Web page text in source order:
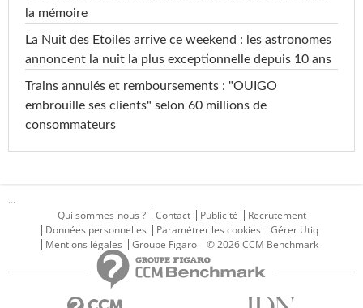
la mémoire
La Nuit des Etoiles arrive ce weekend : les astronomes
annoncent la nuit la plus exceptionnelle depuis 10 ans
Trains annulés et remboursements : "OUIGO
embrouille ses clients" selon 60 millions de
consommateurs
...
Qui sommes-nous ?
Contact Publicité
Recrutement
Données personnelles
Paramétrer les cookies
Gérer Utiq
Mentions légales
Groupe Figaro © 2026 CCM Benchmark